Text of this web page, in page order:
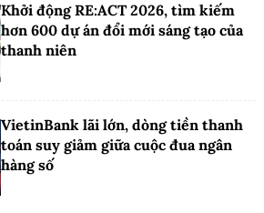
Khởi động RE:ACT 2026, tìm kiếm
hơn 600 dự án đổi mới sáng tạo của
thanh niên
VietinBank lãi lớn, dòng tiền thanh
toán suy giảm giữa cuộc đua ngân
hàng số